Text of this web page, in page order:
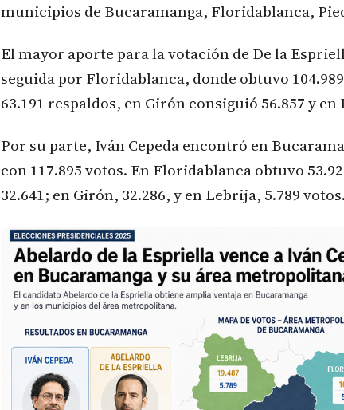
municipios de Bucaramanga, Floridablanca,
El mayor aporte para la votación de De la
seguida por Floridablanca, donde obtuvo
63.191 respaldos, en Girón consiguió 56.857 y
Por su parte, Iván Cepeda encontró en
con 117.895 votos. En Floridablanca obtuvo
32.641; en Girón, 32.286, y en Lebrija, 5.789 votos.